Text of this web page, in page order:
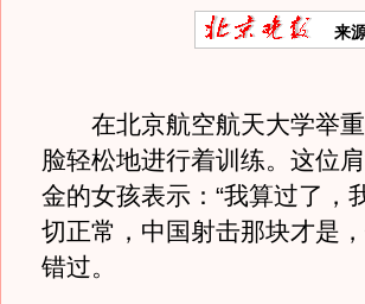
来
在北京航空航天大学举重
脸轻松地进行着训练。这位
金的女孩表示：“我算过了，
切正常，中国射击那块才是
错过。